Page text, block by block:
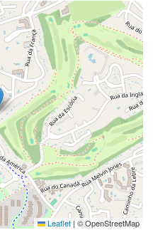
Leaflet | © OpenStreetMap